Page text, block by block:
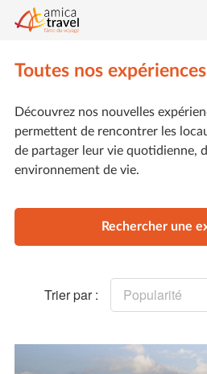
Toutes nos
Découvrez nos nouvelles
permettent de rencontrer les
de partager leur vie quotidienne,
environnement de vie.
Rechercher une
Trier par : Popularité